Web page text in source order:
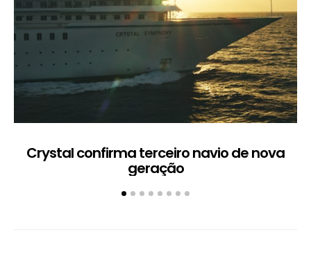
Crystal confirma terceiro navio de nova
geração